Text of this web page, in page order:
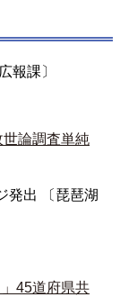
報課〕
論調査単純
発出 〔琵琶湖
45道府県共